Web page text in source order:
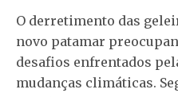
O derretimento das
novo patamar
desafios enfrentados
mudanças climáticas.